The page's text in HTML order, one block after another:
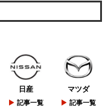
日産
記事一覧
マツダ
記事一覧